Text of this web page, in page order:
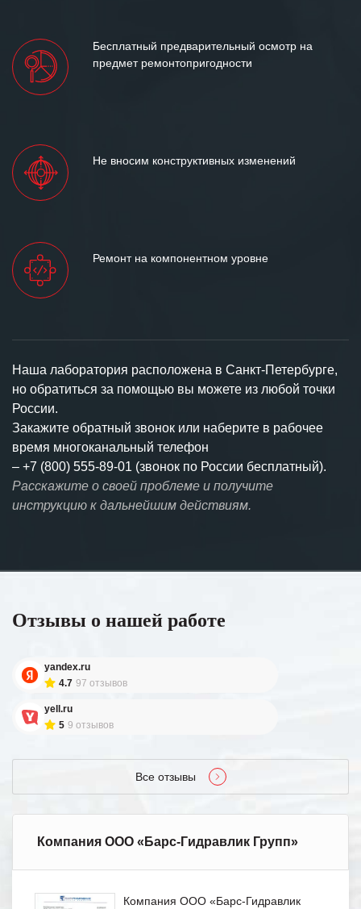
Бесплатный предварительный осмотр на
предмет ремонтопригодности
Не вносим конструктивных изменений
Ремонт на компонентном уровне
Наша лаборатория расположена в Санкт-Петербурге,
но обратиться за помощью вы можете из любой точки
России.
Закажите обратный звонок или наберите в рабочее
время многоканальный телефон
– +7 (800) 555-89-01 (звонок по России бесплатный).
Расскажите о своей проблеме и получите
инструкцию к дальнейшим действиям.
Отзывы о нашей работе
yandex.ru
4.7 97 отзывов
yell.ru
5 9 отзывов
Все отзывы
Компания ООО «Барс-Гидравлик Групп»
Компания ООО «Барс-Гидравлик
ЗАДАТЬ ВОПРОС